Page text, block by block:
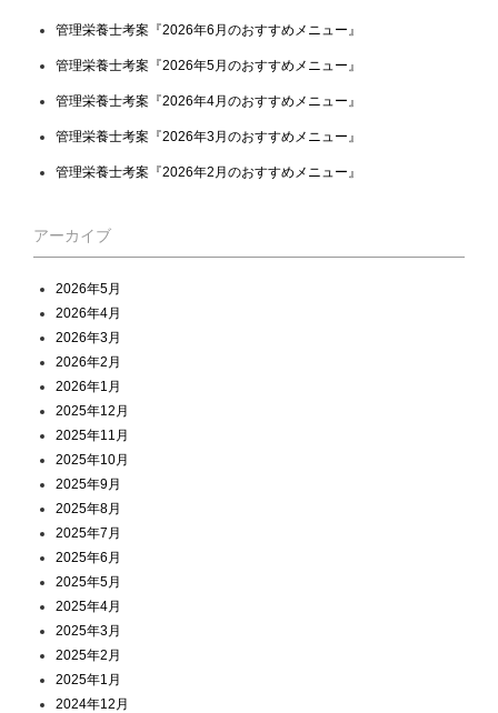
管理栄養士考案『2026年6月のおすすめメニュー』
管理栄養士考案『2026年5月のおすすめメニュー』
管理栄養士考案『2026年4月のおすすめメニュー』
管理栄養士考案『2026年3月のおすすめメニュー』
管理栄養士考案『2026年2月のおすすめメニュー』
アーカイブ
2026年5月
2026年4月
2026年3月
2026年2月
2026年1月
2025年12月
2025年11月
2025年10月
2025年9月
2025年8月
2025年7月
2025年6月
2025年5月
2025年4月
2025年3月
2025年2月
2025年1月
2024年12月